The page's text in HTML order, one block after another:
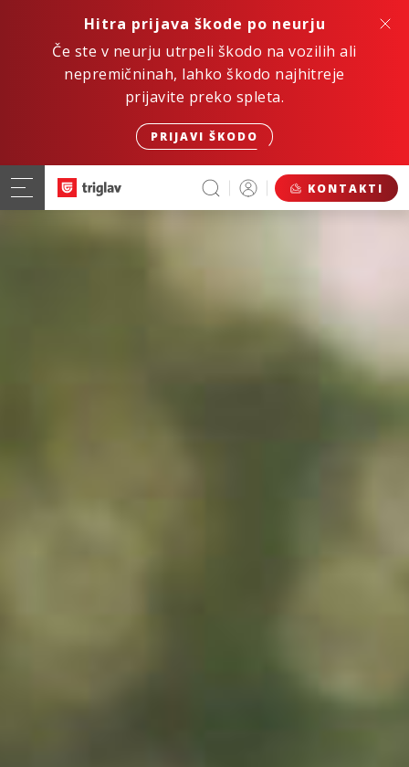
Hitra prijava škode po neurju
Če ste v neurju utrpeli škodo na vozilih ali
nepremičninah, lahko škodo najhitreje
prijavite preko spleta.
PRIJAVI ŠKODO
KONTAKTI